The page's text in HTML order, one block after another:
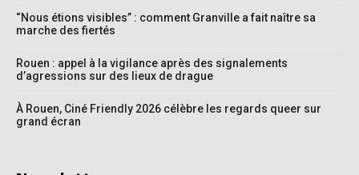
“Nous étions visibles” : comment Granville a fait naître sa
marche des fiertés
Rouen : appel à la vigilance après des signalements
d’agressions sur des lieux de drague
À Rouen, Ciné Friendly 2026 célèbre les regards queer sur
grand écran